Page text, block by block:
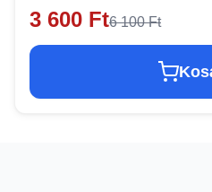
3 600 Ft6 100 Ft